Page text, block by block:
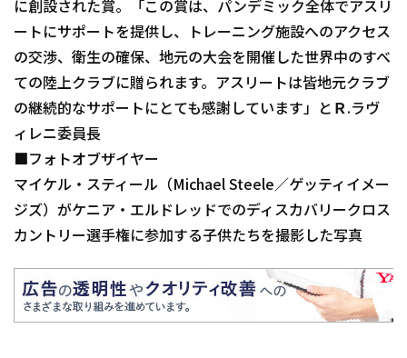
に創設された賞。「この賞は、パンデミック全体でアスリ
ートにサポートを提供し、トレーニング施設へのアクセス
の交渉、衛生の確保、地元の大会を開催した世界中のすべ
ての陸上クラブに贈られます。アスリートは皆地元クラブ
の継続的なサポートにとても感謝しています」とＲ.ラヴ
ィレニ委員長
■フォトオブザイヤー
マイケル・スティール（Michael Steele／ゲッティイメー
ジズ）がケニア・エルドレッドでのディスカバリークロス
カントリー選手権に参加する子供たちを撮影した写真